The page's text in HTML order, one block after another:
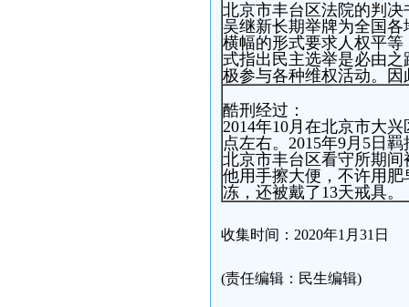
北京市丰台区法院的判决
吴继新长期举牌为全国
横幅的形式要求人权平
式指出民主选举是必由
极参与各种维权活动。
酷刑经过：
2014年10月在北京市大
点左右。2015年9月5日
北京市丰台区看守所期
他用手擦大便，不许用
冻，还被戴了13天戒具。
收集时间：2020年1月31日
(责任编辑：民生编辑)